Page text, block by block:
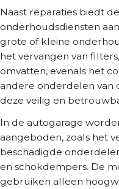
Naast reparaties biedt
onderhoudsdiensten
grote of kleine
het vervangen van
omvatten, evenals het
andere onderdelen van
deze veilig en
In de autogarage
aangeboden, zoals het
beschadigde
en schokdempers. De
gebruiken alleen